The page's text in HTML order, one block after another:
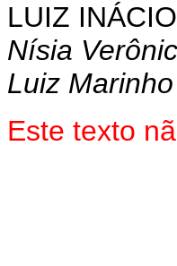
LUIZ
Nísia
Luiz Marinho
Este texto